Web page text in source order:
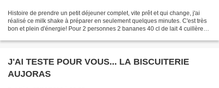
Histoire de prendre un petit déjeuner complet, vite prêt et qui change, j'ai
réalisé ce milk shake à préparer en seulement quelques minutes. C'est très
bon et plein d'énergie! Pour 2 personnes 2 bananes 40 cl de lait 4 cuillères à
J'AI TESTE POUR VOUS... LA BISCUITERIE
AUJORAS